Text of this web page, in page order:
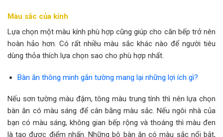
Màu sắc của kính
Lựa chọn một màu kính phù hợp cũng giúp cho căn bếp trở nên
hoàn hảo hơn. Có rất nhiều màu sắc khác nào để người tiêu
dùng thỏa thích lựa chọn sao cho phù hợp nhất.
Bàn ăn thông minh gắn tường mang lại những lợi ích gì?
Nếu sơn tường màu đậm, tông màu trung tính thì nên lựa chọn
bàn ăn có màu sáng để cân bằng màu sắc. Nếu ngôi nhà của
bạn có màu sáng, không gian bếp rộng và thoáng thì màu đen
là tạo được điểm nhấn. Những bộ bàn ăn có màu sắc nổi bật,